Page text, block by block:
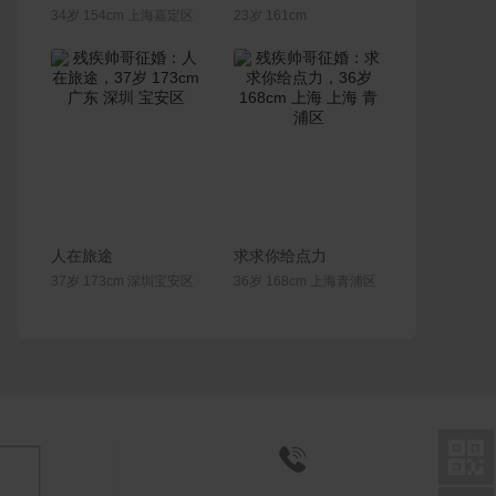
34岁 154cm 上海嘉定区 23岁 161cm
联系Ta
人在旅途
37岁 173cm 深圳宝安区
联系Ta
求求你给点力
36岁 168cm 上海青浦区
